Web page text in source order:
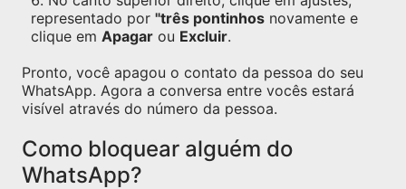
representado por "três pontinhos novamente e
clique em Apagar ou Excluir.
Pronto, você apagou o contato da pessoa do seu
WhatsApp. Agora a conversa entre vocês estará
visível através do número da pessoa.
Como bloquear alguém do
WhatsApp?